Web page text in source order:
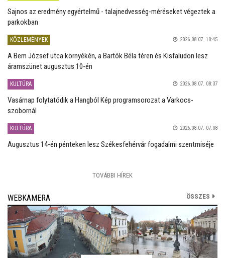
Sajnos az eredmény egyértelmű - talajnedvesség-méréseket végeztek a
parkokban
KÖZLEMÉNYEK 2026.08.07. 10:45
A Bem József utca környékén, a Bartók Béla téren és Kisfaludon lesz
áramszünet augusztus 10-én
KULTÚRA 2026.08.07. 08:37
Vasárnap folytatódik a Hangból Kép programsorozat a Varkocs-
szobornál
KULTÚRA 2026.08.07. 07:08
Augusztus 14-én pénteken lesz Székesfehérvár fogadalmi szentmiséje
TOVÁBBI HÍREK
WEBKAMERA ÖSSZES